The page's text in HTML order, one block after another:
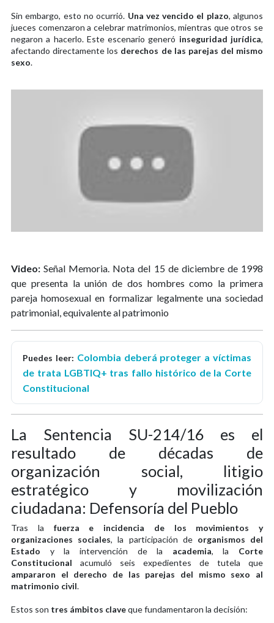
Sin embargo, esto no ocurrió. Una vez vencido el plazo, algunos
jueces comenzaron a celebrar matrimonios, mientras que otros se
negaron a hacerlo. Este escenario generó inseguridad jurídica,
afectando directamente los derechos de las parejas del mismo
sexo.
Video: Señal Memoria. Nota del 15 de diciembre de 1998
que presenta la unión de dos hombres como la primera
pareja homosexual en formalizar legalmente una sociedad
patrimonial, equivalente al patrimonio
Puedes leer: Colombia deberá proteger a víctimas
de trata LGBTIQ+ tras fallo histórico de la Corte
Constitucional
La Sentencia SU-214/16 es el
resultado de décadas de
organización social, litigio
estratégico y movilización
ciudadana: Defensoría del Pueblo
Tras la fuerza e incidencia de los movimientos y
organizaciones sociales, la participación de organismos del
Estado y la intervención de la academia, la Corte
Constitucional acumuló seis expedientes de tutela que
ampararon el derecho de las parejas del mismo sexo al
matrimonio civil.
Estos son tres ámbitos claveque fundamentaron la decisión: